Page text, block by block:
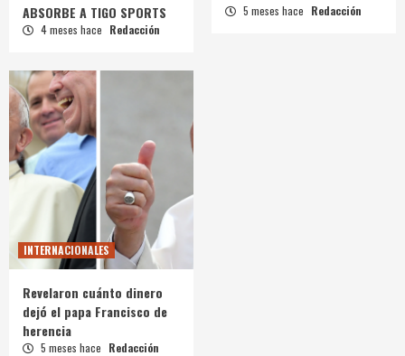
ABSORBE A TIGO SPORTS
4 meses hace Redacción
5 meses hace Redacción
INTERNACIONALES
Revelaron cuánto dinero
dejó el papa Francisco de
herencia
5 meses hace Redacción